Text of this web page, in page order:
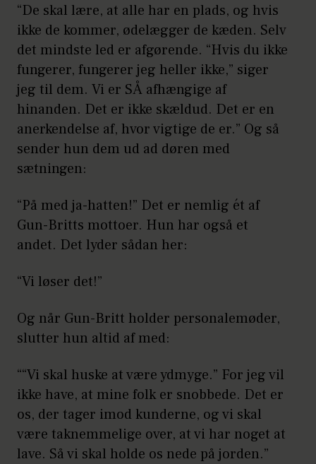
“De skal lære, at alle har en plads, og hvis
ikke de kommer, ødelægger de kæden. Selv
det mindste led er afgørende. “Hvis du ikke
fungerer, fungerer jeg heller ikke,” siger
jeg til dem. Vi er SÅ afhængige af
hinanden. Det er ikke skældud. Det er en
anerkendelse af, hvor vigtige de er.” Og så
sender hun dem ud ad døren med
sætningen:
“På med ja-hatten!” Det er nemlig ét af
Gun-Britts mottoer. Hun har også et
andet. Det lyder sådan her:
“Vi løser det!”
Og når Gun-Britt holder personalemøder,
slutter hun altid af med:
““Vi skal huske at være ydmyge.” For jeg vil
ikke have, at mine folk er snobbede. Det er
os, der tager imod kunderne, og vi skal
være taknemmelige over, at vi har noget at
lave. Så vi skal holde os nede på jorden.”